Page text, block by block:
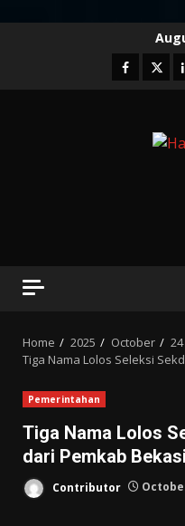
Facebook
Home 2025 October
24
Tiga Nama Lolos Seleksi
Pemerintahan
Tiga Nama Lolos
dari Pemkab Bekasi
Contributor